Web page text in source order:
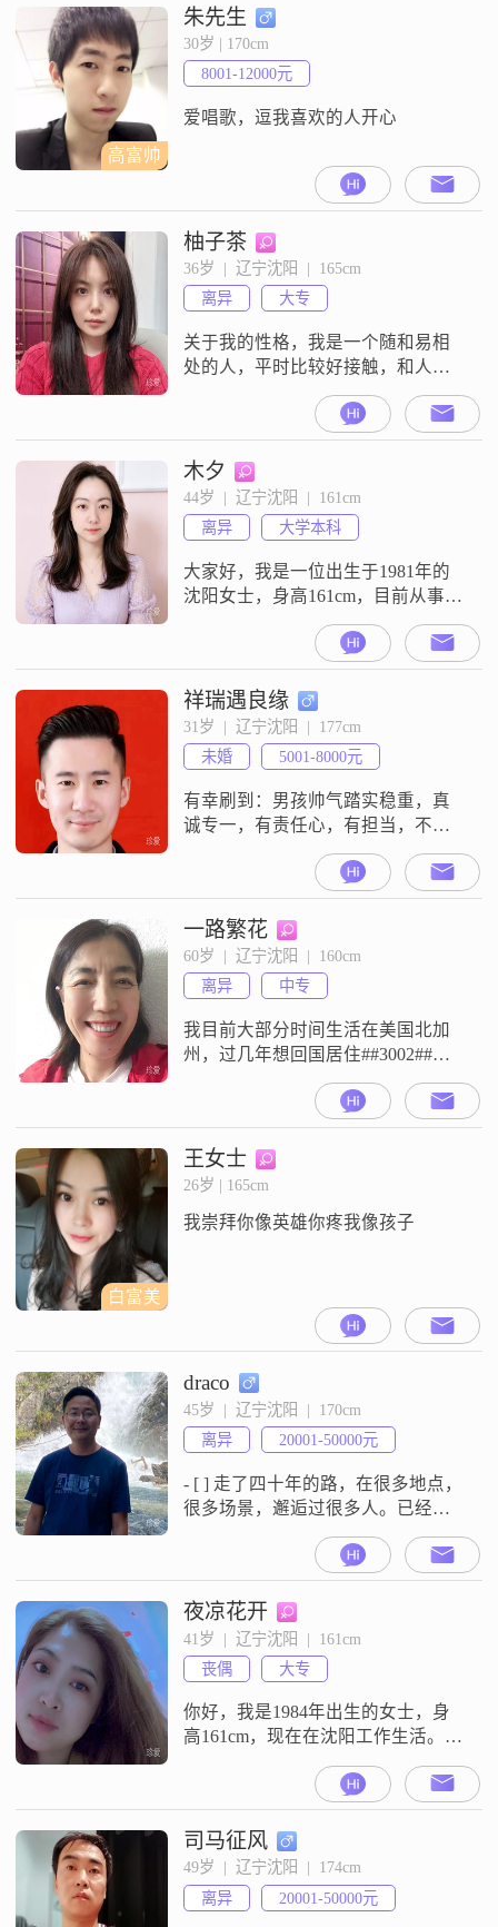
觉得自己是一个稳重可靠的人，平
时做事很有责任感##3002##我性格
随和，比较容易相处，平时比较勤
俭节约，也比较独立自主##3002#
高富帅
朱先生
30岁 | 170cm
8001-12000元
爱唱歌，逗我喜欢的人开心
柚子茶
36岁  |  辽宁沈阳  |  165cm
离异
大专
关于我的性格，我是一个随和易相
处的人，平时比较好接触，和人沟
通交流的时候比较顺畅##3002##我
性格里还有细腻敏感的一面，对周
围的人和事会留意得比较细致
##3002##同时我也富有同理心，能
够去体察他人的感受和想法
##3002##我目前在沈阳这边生活和
工作，想在这里遇到合适的人，建
立一个稳定的关系##3002##希望
木夕
44岁  |  辽宁沈阳  |  161cm
离异
大学本科
大家好，我是一位出生于1981年的
沈阳女士，身高161cm，目前从事着
一份让我感到满意的工作，月收入
在12001到20000元之间。我拥有大
学本科学历，这让我在生活中更加
注重理解和尊重他人。我性格温柔
体贴，善解人意，始终认为家庭是
生活中最重要的部分。我喜欢在闲
暇时欣赏音乐，观看电影，或是沉
浸在绘画创作中。此外，我也热爱
祥瑞遇良缘
31岁  |  辽宁沈阳  |  177cm
未婚
5001-8000元
有幸刷到：男孩帅气踏实稳重，真
诚专一，有责任心，有担当，不抽
烟不喝酒，三观端正，收入稳定，
家境较好，找一位温柔善良，志同
道合的伴侣，真诚长久，相伴一生
##3002##目前没加入会员，主动联
系不了##3002##
一路繁花
60岁  |  辽宁沈阳  |  160cm
离异
中专
我目前大部分时间生活在美国北加
州，过几年想回国居住##3002##我
不物质，就一普通人，非真诚之人
勿扰##3002##因为时差，信息回复
慢，见谅##3002##我是一个温柔体
贴的人，无不良嗜好##3002##性格
随和易相处，为人真诚可靠
虑问题##3002##在生活中，我追求
白富美
王女士
26岁 | 165cm
我崇拜你像英雄你疼我像孩子
draco
45岁  |  辽宁沈阳  |  170cm
离异
20001-50000元
- [ ] 走了四十年的路，在很多地点，
很多场景，邂逅过很多人。已经不
是一张白纸，被涂鸦过的痕迹，也
涂鸦过她人的卷面。- [ ] 活着是为了
什么？简单说就是追求幸福。那幸
福又是什么？能得到想要的，保持
长久。失去是常态，所以要珍惜眼
前；不足是完整的一部分，要包容
缺陷。在我认为，在一起，走
夜凉花开
41岁  |  辽宁沈阳  |  161cm
丧偶
大专
你好，我是1984年出生的女士，身
高161cm，现在在沈阳工作生活。我
的学历是大专，目前的月收入在
3001到5000元之间。我是一个善解
人意的人，平时性格坦率直接，觉
得相处最重要的是互相尊重和信任
包容。我比较注重细节，也比较热
爱生活，喜欢亲近自然，追求稳定
安逸的日子。我觉得两个人相处，
司马征风
49岁  |  辽宁沈阳  |  174cm
离异
20001-50000元